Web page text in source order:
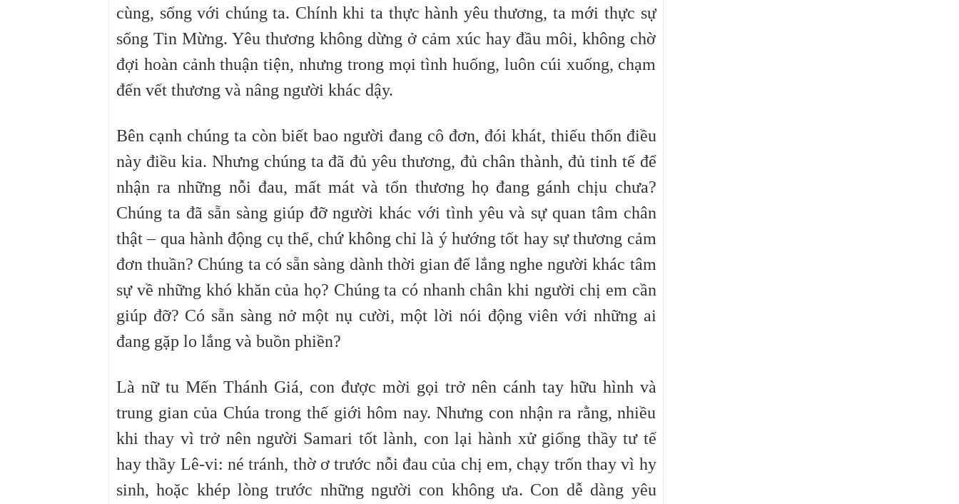
cùng, sống với chúng ta. Chính khi ta thực hành yêu thương, ta mới thực sự
sống Tin Mừng. Yêu thương không dừng ở cảm xúc hay đầu môi, không chờ
đợi hoàn cảnh thuận tiện, nhưng trong mọi tình huống, luôn cúi xuống, chạm
đến vết thương và nâng người khác dậy.
Bên cạnh chúng ta còn biết bao người đang cô đơn, đói khát, thiếu thốn điều
này điều kia. Nhưng chúng ta đã đủ yêu thương, đủ chân thành, đủ tinh tế để
nhận ra những nỗi đau, mất mát và tổn thương họ đang gánh chịu chưa?
Chúng ta đã sẵn sàng giúp đỡ người khác với tình yêu và sự quan tâm chân
thật – qua hành động cụ thể, chứ không chỉ là ý hướng tốt hay sự thương cảm
đơn thuần? Chúng ta có sẵn sàng dành thời gian để lắng nghe người khác tâm
sự về những khó khăn của họ? Chúng ta có nhanh chân khi người chị em cần
giúp đỡ? Có sẵn sàng nở một nụ cười, một lời nói động viên với những ai
đang gặp lo lắng và buồn phiền?
Là nữ tu Mến Thánh Giá, con được mời gọi trở nên cánh tay hữu hình và
trung gian của Chúa trong thế giới hôm nay. Nhưng con nhận ra rằng, nhiều
khi thay vì trở nên người Samari tốt lành, con lại hành xử giống thầy tư tế
hay thầy Lê-vi: né tránh, thờ ơ trước nỗi đau của chị em, chạy trốn thay vì hy
sinh, hoặc khép lòng trước những người con không ưa. Con dễ dàng yêu